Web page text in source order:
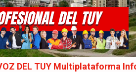
Multiplataforma Informativa